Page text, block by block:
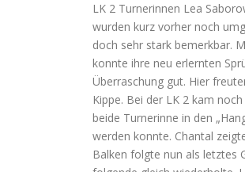
LK 2 Turnerinnen Lea
wurden kurz vorher noch
doch sehr stark bemerkbar.
konnte ihre neu erlernten
Überraschung gut. Hier
Kippe. Bei der LK 2 kam
beide Turnerinne in den
werden konnte. Chantal
Balken folgte nun als letztes